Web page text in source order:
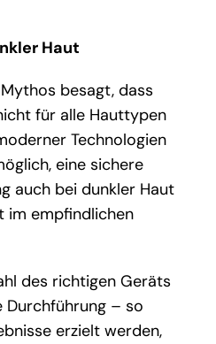
Haut
besagt, dass
für alle Hauttypen
Technologien
eine sichere
auch bei dunkler Haut
im empfindlichen
des richtigen Geräts
Durchführung – so
erzielt werden,